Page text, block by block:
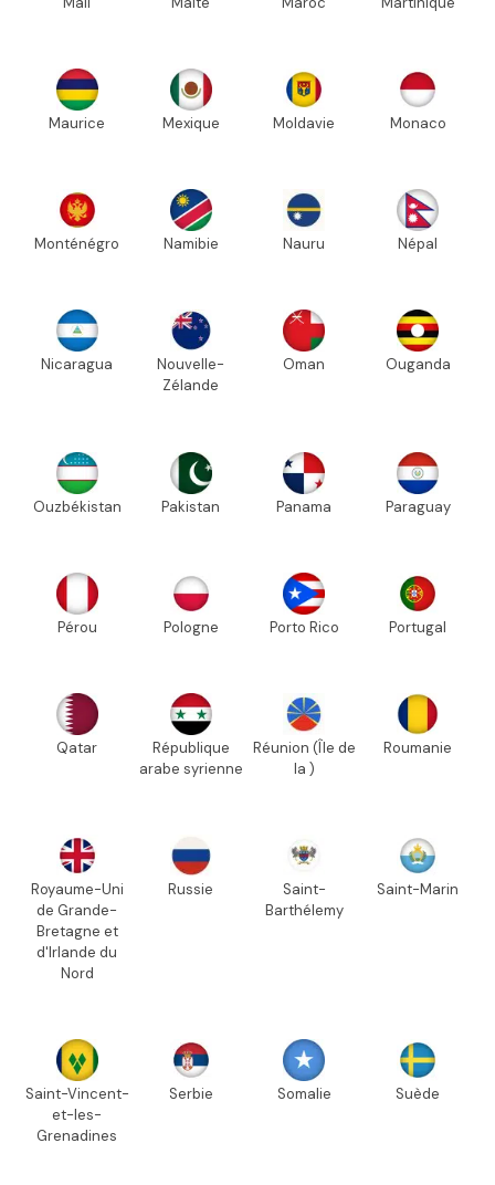
Maurice Mexique Moldavie Monaco
Monténégro Namibie Nauru Népal
Nicaragua
Nouvelle-
Zélande
Oman Ouganda
Ouzbékistan Pakistan Panama Paraguay
Pérou Pologne Porto Rico Portugal
Qatar
République
arabe syrienne
Réunion (Île de
la )
Roumanie
Royaume-Uni
de Grande-
Bretagne et
d'Irlande du
Nord
Russie
Saint-
Barthélemy
Saint-Marin
Saint-Vincent-
et-les-
Grenadines
Serbie Somalie Suède